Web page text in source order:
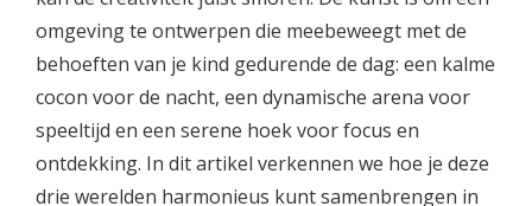
omgeving te ontwerpen die meebeweegt met de
behoeften van je kind gedurende de dag: een kalme
cocon voor de nacht, een dynamische arena voor
speeltijd en een serene hoek voor focus en
ontdekking. In dit artikel verkennen we hoe je deze
drie werelden harmonieus kunt samenbrengen in